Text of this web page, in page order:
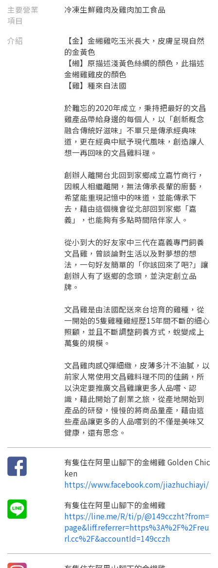
主要營業
項目
冷凍生鮮雞肉及雞肉加工食品
介紹
【金】金緗雞吃玉米長大，皮膚呈現自然
的金黃色
【緗】原描述淺黃色絲綢的顏色，此描述
金緗雞雞皮的顏色
【雞】種來自法國
於難忘的2020年成立，秉持把最好的文昌
雞產品帶給身邊的每個人，以「創新概念
融合傳統好滋味」不單只是傳承經典味
道，更在經典中賦予現代風味，創造讓人
想一再回味的文昌雞料理。
創辦人離開台北回到家鄉成立嘉竹商行，
因親人相繼離開，無法傳承長輩的廚藝，
希望能重現記憶中的味道，並能傳承下
去，藉由這個機會從北部回到家鄉「嘉
義」，也能夠有多點時間陪伴家人。
從小到大的好友家中三代在嘉義專門飼養
文昌雞，曾談論對生活以及對夢想的想
法，一句好友簡單的「你該回來了吧?」讓
創辦人有了返鄉的念頭，並決定創立品
牌。
文昌雞是由法國配送來台培育的雞種，從
一開始的5隻雞種雞經歷15年間不斷的細心
照顧，並且不斷調整飼養方式，蛻變成上
萬隻的規模。
文昌雞肉感Q彈細緻，皮薄多汁不油膩，以
前家人常使用文昌雞料理不同的佳餚，所
以決定要推廣文昌雞讓更多人品嚐、認
識，藉此開始了創業之旅，從產地開始到
產品的研發，慢慢的將商品量產，藉由這
些產品讓更多的人品嚐到的不僅是美味又
健康，還有思念。
有隻住在阿里山腳下的金緗雞 Golden Chic
ken
https://www.facebook.com/jiazhuchiayi/
有隻住在阿里山腳下的金緗雞
https://line.me/R/ti/p/@149cczht?from=
page&liff.referrer=https%3A%2F%2Freu
rl.cc%2F&accountId=149cczh
要註冊嗎？
嗨~這個 LINE 帳號還沒有註冊過，
只要驗證手機號碼就能完成註冊。
您要繼續嗎？
返回 繼續註冊
請掃描或點擊 QR code
加入「嘉義優鮮」LINE 好友，
才能繼續註冊喔。
點擊加入 LINE 好友
返回
註冊完成
註冊完成了！
開始填寫申請資料吧~
返回首頁
訊息
確認
要申請新產品嗎？
您的申請資料正在等候審查中，
要申請新產品嗎？
要看申請秘笈嗎？
想知道怎麼做更容易通過審核嗎？
看看申請教學吧！
直接申請
返回首頁